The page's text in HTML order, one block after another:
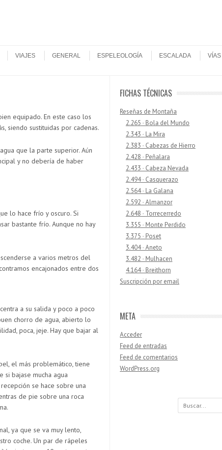
VIAJES GENERAL ESPELEOLOGÍA ESCALADA
equipado. En este caso los
siendo sustituidas por cadenas.
que la parte superior. Aún
y no debería de haber
lo hace frío y oscuro. Si
bastante frío. Aunque no hay
a varios metros del
encajonados entre dos
a su salida y poco a poco
chorro de agua, abierto lo
poca, jeje. Hay que bajar al
el más problemático, tiene
si bajase mucha agua
se hace sobre una
de pie sobre una roca
ya que se va muy lento,
coche. Un par de rápeles
FICHAS TÉCNICAS
Reseñas de Montaña
2.265 · Bola del Mundo
2.343 · La Mira
2.383 · Cabezas de Hierro
2.428 · Peñalara
2.433 · Cabeza Nevada
2.494 · Casquerazo
2.564 · La Galana
2.592 · Almanzor
2.648 · Torrecerredo
3.355 · Monte Perdido
3.375 · Poset
3.404 · Aneto
3.482 · Mulhacen
4.164 · Breithorn
Suscripción por email
META
Acceder
Feed de entradas
Feed de comentarios
WordPress.org